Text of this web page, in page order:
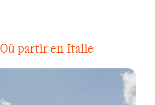
Où partir en Italie